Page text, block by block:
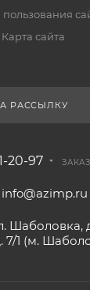
Карта сайта
РАССЫЛКУ
20-97
info@azimp.ru
Шаболовка,
1 (м.